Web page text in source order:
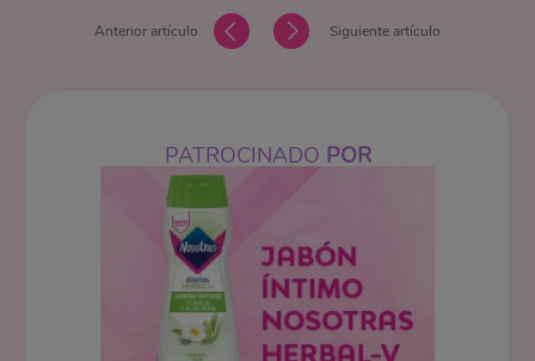
Anterior artículo Siguiente artículo
PATROCINADO POR